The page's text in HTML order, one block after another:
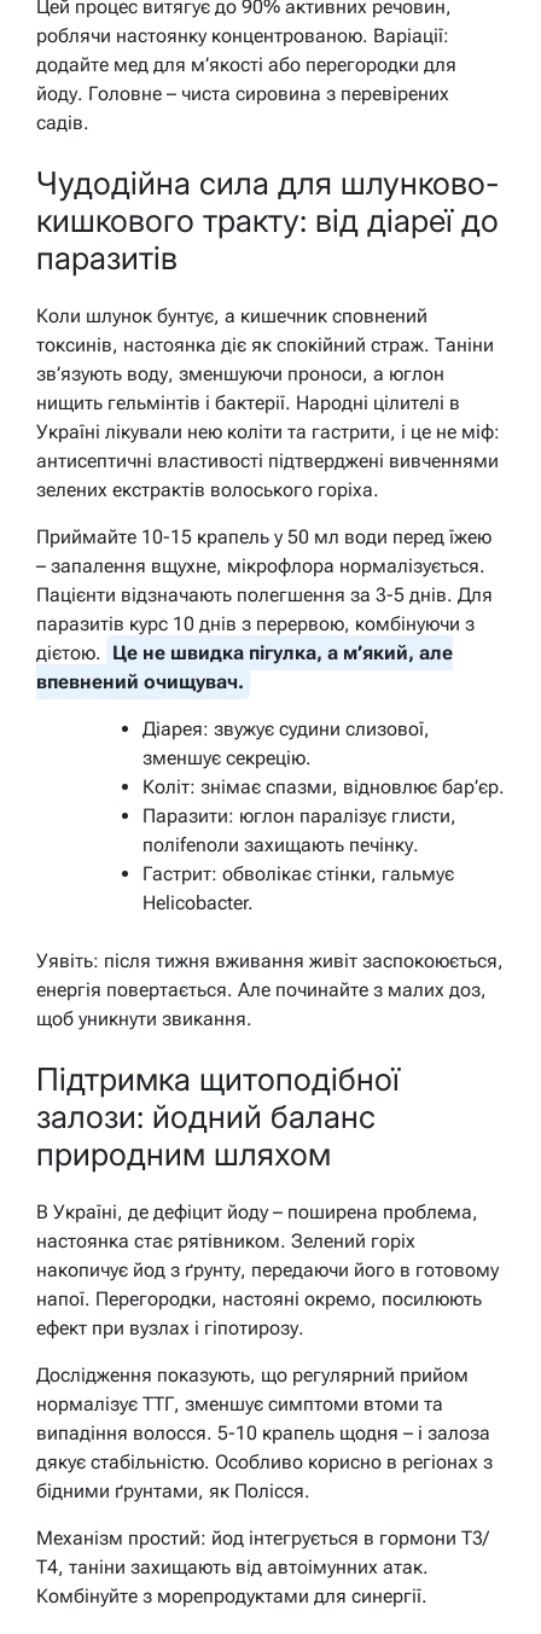
Цей процес витягує до 90% активних речовин,
роблячи настоянку концентрованою. Варіації:
додайте мед для м’якості або перегородки для
йоду. Головне – чиста сировина з перевірених
садів.
Чудодійна сила для шлунково-
кишкового тракту: від діареї до
паразитів
Коли шлунок бунтує, а кишечник сповнений
токсинів, настоянка діє як спокійний страж. Таніни
зв’язують воду, зменшуючи проноси, а юглон
нищить гельмінтів і бактерії. Народні цілителі в
Україні лікували нею коліти та гастрити, і це не міф:
антисептичні властивості підтверджені вивченнями
зелених екстрактів волоського горіха.
Приймайте 10-15 крапель у 50 мл води перед їжею
– запалення вщухне, мікрофлора нормалізується.
Пацієнти відзначають полегшення за 3-5 днів. Для
паразитів курс 10 днів з перервою, комбінуючи з
дієтою. Це не швидка пігулка, а м’який, але
впевнений очищувач.
Діарея: звужує судини слизової,
зменшує секрецію.
Коліт: знімає спазми, відновлює бар’єр.
Паразити: юглон паралізує глисти,
полifenоли захищають печінку.
Гастрит: обволікає стінки, гальмує
Helicobacter.
Уявіть: після тижня вживання живіт заспокоюється,
енергія повертається. Але починайте з малих доз,
щоб уникнути звикання.
Підтримка щитоподібної
залози: йодний баланс
природним шляхом
В Україні, де дефіцит йоду – поширена проблема,
настоянка стає рятівником. Зелений горіх
накопичує йод з ґрунту, передаючи його в готовому
напої. Перегородки, настояні окремо, посилюють
ефект при вузлах і гіпотирозу.
Дослідження показують, що регулярний прийом
нормалізує ТТГ, зменшує симптоми втоми та
випадіння волосся. 5-10 крапель щодня – і залоза
дякує стабільністю. Особливо корисно в регіонах з
бідними ґрунтами, як Полісся.
Механізм простий: йод інтегрується в гормони Т3/
Т4, таніни захищають від автоімунних атак.
Комбінуйте з морепродуктами для синергії.